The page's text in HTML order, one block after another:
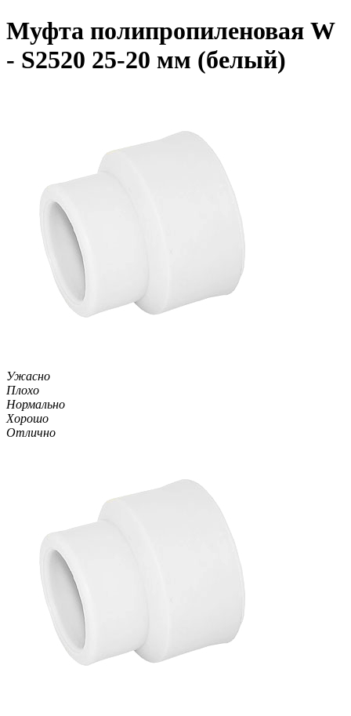
Муфта полипропиленовая W
- S2520 25-20 мм (белый)
Ужасно
Плохо
Нормально
Хорошо
Отлично